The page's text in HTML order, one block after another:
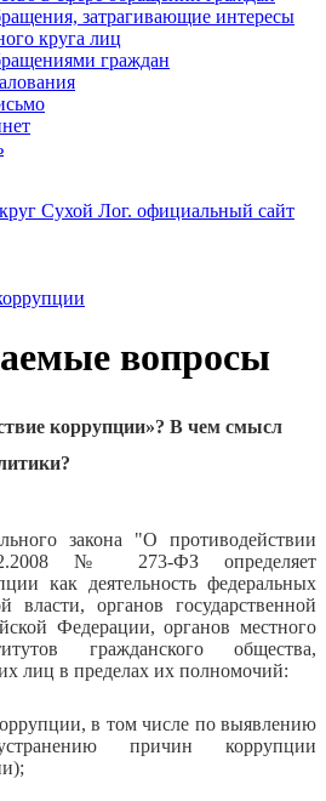
затрагивающие интересы
круга лиц
граждан
Сухой Лог. официальный сайт
вопросы
коррупции»? В чем смысл
закона "О противодействии
№ 273-ФЗ определяет
как деятельность федеральных
власти, органов государственной
Федерации, органов местного
гражданского общества,
лиц в пределах их полномочий:
в том числе по выявлению
причин коррупции